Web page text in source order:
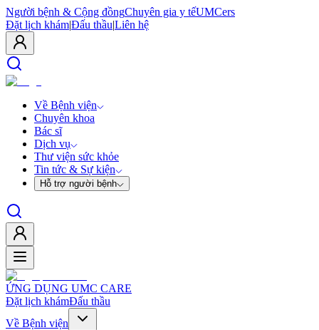
Người bệnh & Cộng đồngChuyên gia y tếUMCers
Đặt lịch khám|Đấu thầu|Liên hệ
Về Bệnh viện
Chuyên khoa
Bác sĩ
Dịch vụ
Thư viện sức khỏe
Tin tức & Sự kiện
Hỗ trợ người bệnh
ỨNG DỤNG UMC CARE
Đặt lịch khámĐấu thầu
Về Bệnh viện